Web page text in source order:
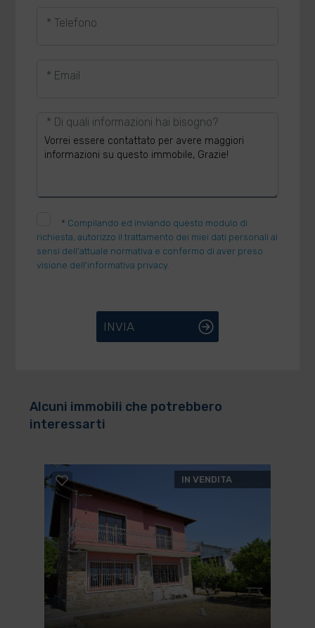
* Telefono
* Email
* Di quali informazioni hai bisogno?
* Compilando ed inviando questo modulo di
richiesta, autorizzo il trattamento dei miei dati personali ai
sensi dell'attuale normativa e confermo di aver preso
visione dell'informativa privacy.
INVIA
Alcuni immobili che potrebbero
interessarti
IN VENDITA